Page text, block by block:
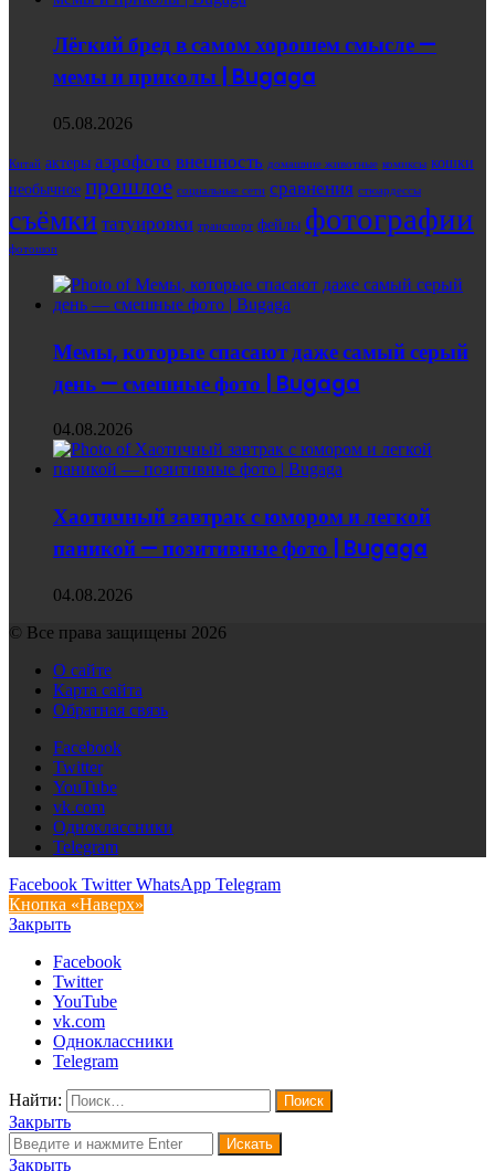
Лёгкий бред в самом хорошем смысле —
мемы и приколы | Bugaga
05.08.2026
Китай актеры аэрофото внешность домашние животные комиксы кошки
необычное прошлое социальные сети сравнения стюардессы
съёмки татуировки транспорт фейлы фотографии
фотошоп
Мемы, которые спасают даже самый серый
день — смешные фото | Bugaga
04.08.2026
Хаотичный завтрак с юмором и легкой
паникой — позитивные фото | Bugaga
04.08.2026
© Все права защищены 2026
О сайте
Карта сайта
Обратная связь
Facebook
Twitter
YouTube
vk.com
Одноклассники
Telegram
Facebook Twitter WhatsApp Telegram
Кнопка «Наверх»
Закрыть
Facebook
Twitter
YouTube
vk.com
Одноклассники
Telegram
Найти:
Закрыть
Искать
Закрыть